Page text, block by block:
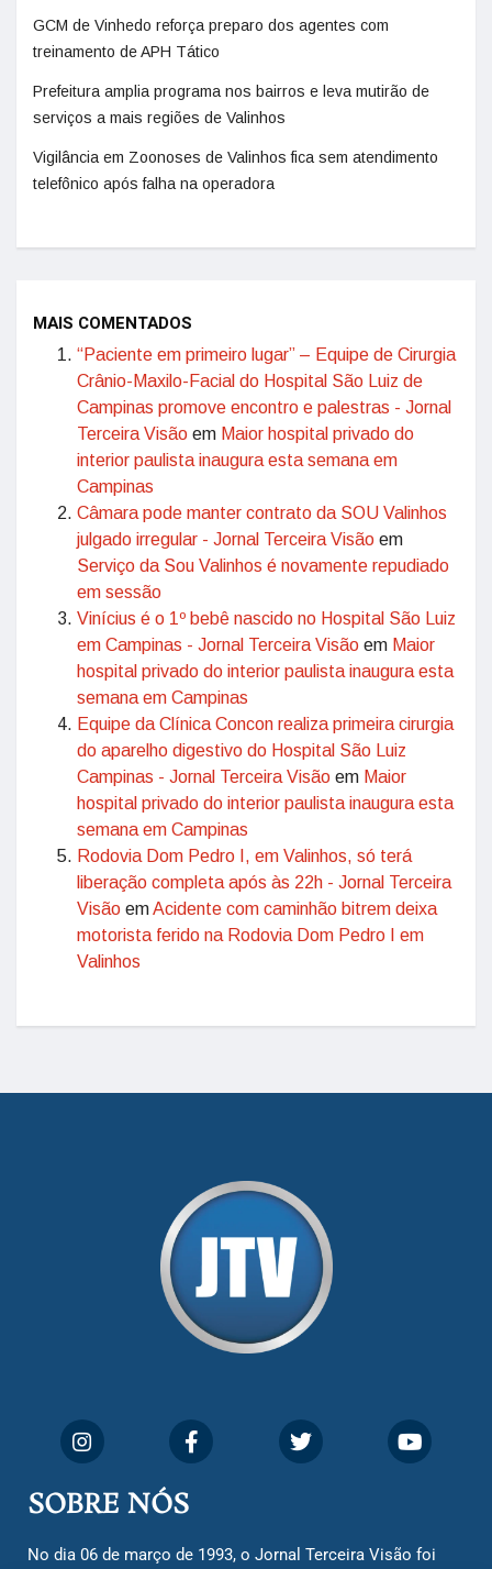
GCM de Vinhedo reforça preparo dos agentes com
treinamento de APH Tático
Prefeitura amplia programa nos bairros e leva mutirão de
serviços a mais regiões de Valinhos
Vigilância em Zoonoses de Valinhos fica sem atendimento
telefônico após falha na operadora
MAIS COMENTADOS
“Paciente em primeiro lugar” – Equipe de Cirurgia
Crânio-Maxilo-Facial do Hospital São Luiz de
Campinas promove encontro e palestras - Jornal
Terceira Visão em Maior hospital privado do
interior paulista inaugura esta semana em
Campinas
Câmara pode manter contrato da SOU Valinhos
julgado irregular - Jornal Terceira Visão em
Serviço da Sou Valinhos é novamente repudiado
em sessão
Vinícius é o 1º bebê nascido no Hospital São Luiz
em Campinas - Jornal Terceira Visão em Maior
hospital privado do interior paulista inaugura esta
semana em Campinas
Equipe da Clínica Concon realiza primeira cirurgia
do aparelho digestivo do Hospital São Luiz
Campinas - Jornal Terceira Visão em Maior
hospital privado do interior paulista inaugura esta
semana em Campinas
Rodovia Dom Pedro I, em Valinhos, só terá
liberação completa após às 22h - Jornal Terceira
Visão emAcidente com caminhão bitrem deixa
motorista ferido na Rodovia Dom Pedro I em
Valinhos
SOBRE NÓS
No dia 06 de março de 1993, o Jornal Terceira Visão foi